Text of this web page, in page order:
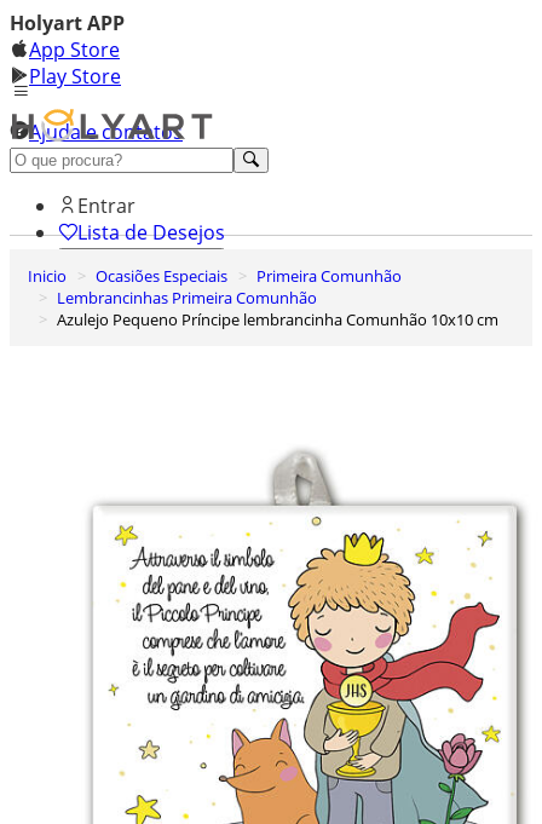
Holyart APP
App Store
Play Store
Ajuda e contatos
Conheça premium
Entrar
Lista de Desejos
0
Carrinho de Compras
Inicio Ocasiões Especiais
Primeira Comunhão
Lembrancinhas Primeira Comunhão
Azulejo Pequeno Príncipe lembrancinha Comunhão 10x10 cm